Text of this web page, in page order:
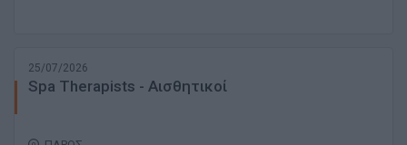
25/07/2026
Spa Therapists - Αισθητικοί